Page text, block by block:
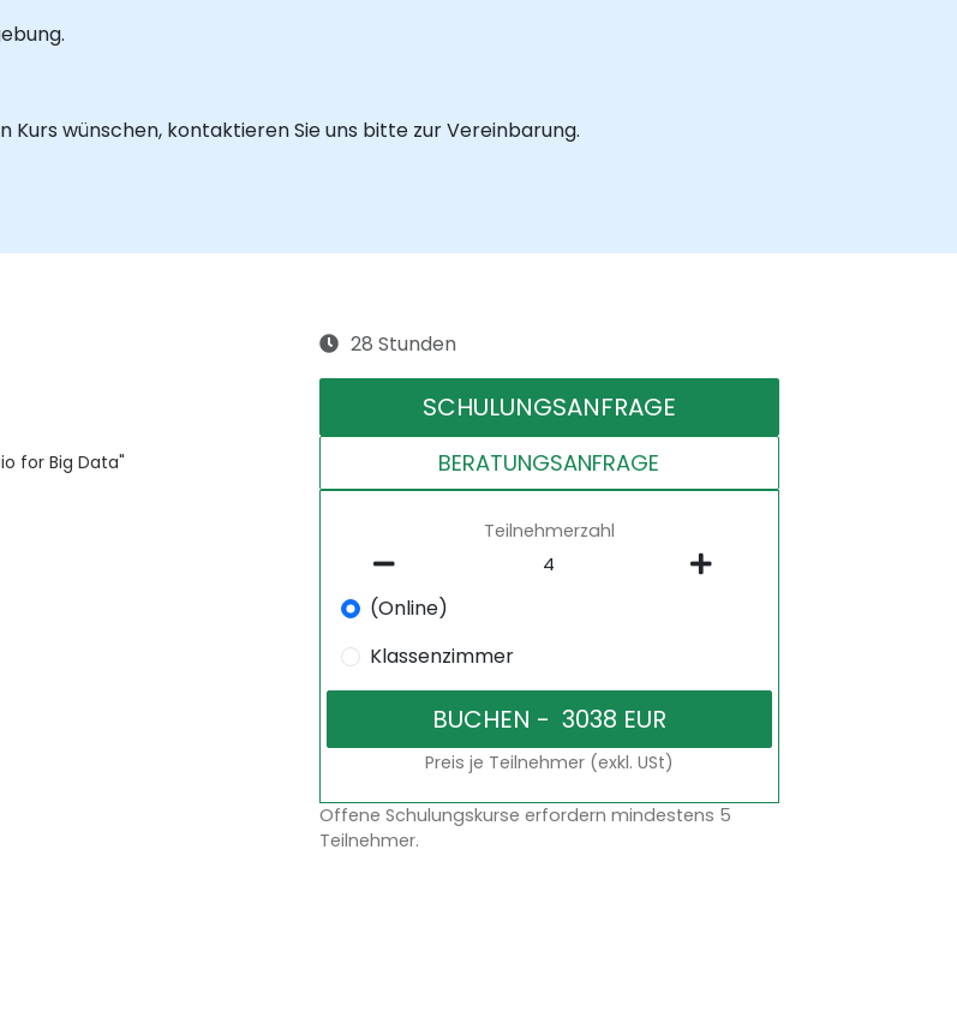
wünschen, kontaktieren Sie uns bitte zur Vereinbarung.
for Big Data"
28 Stunden
SCHULUNGSANFRAGE
BERATUNGSANFRAGE
Teilnehmerzahl
(Online)
Klassenzimmer
Preis je Teilnehmer (exkl. USt)
Offene Schulungskurse erfordern mindestens 5
Teilnehmer.